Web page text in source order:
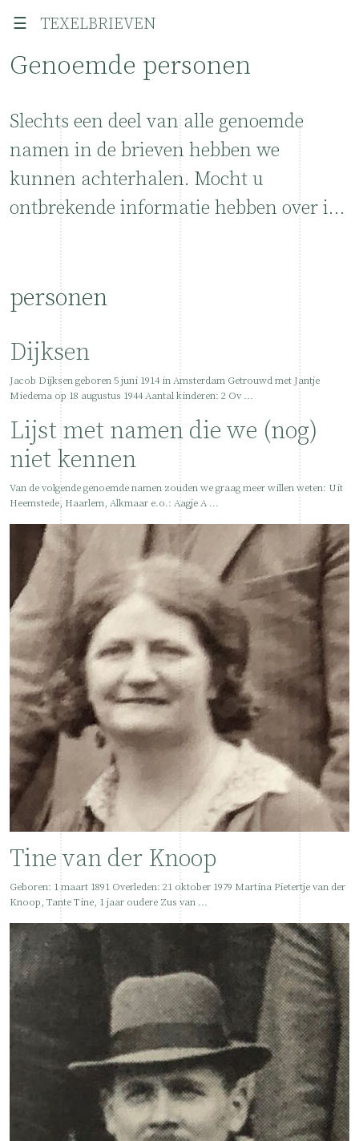
☰ TEXELBRIEVEN
Genoemde personen
Slechts een deel van alle genoemde
namen in de brieven hebben we
kunnen achterhalen. Mocht u
ontbrekende informatie hebben over in
de brieven genoemde personen, of
correcties en/of beeldmateriaal, van
Texel of uit Heemstede, dan houden we
ons zeer aanbevolen!
Neemhiercontact op met Wessel
Holleman, of
met Arnoud
Holleman
personen
Dijksen
Jacob Dijksen geboren 5 juni 1914 in Amsterdam Getrouwd met Jantje
Miedema op 18 augustus 1944 Aantal kinderen: 2 Ov ...
Lijst met namen die we (nog)
niet kennen
Van de volgende genoemde namen zouden we graag meer willen weten: Uit
Heemstede, Haarlem, Alkmaar e.o.: Aagje A ...
Tine van der Knoop
Geboren: 1 maart 1891 Overleden: 21 oktober 1979 Martina Pietertje van der
Knoop, Tante Tine, 1 jaar oudere Zus van ...